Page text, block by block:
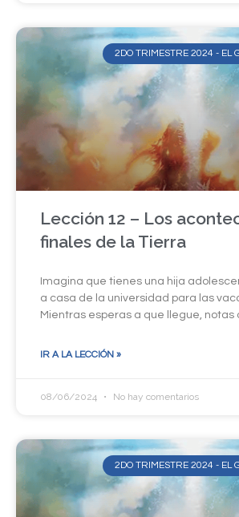
2DO TRIMESTRE 2024 - EL
Lección 12 – Los
finales de la Tierra
Imagina que tienes una hija
a casa de la universidad para las
Mientras esperas a que llegue, notas
IR A LA LECCIÓN »
08/06/2024 No hay comentarios
2DO TRIMESTRE 2024 - EL